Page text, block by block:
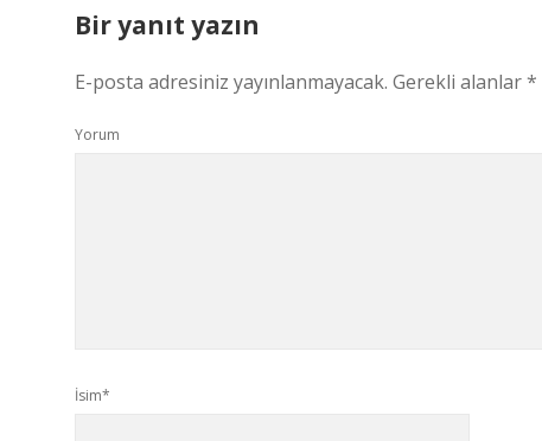
Bir yanıt yazın
E-posta adresiniz yayınlanmayacak. Gerekli alanlar*
Yorum
İsim*